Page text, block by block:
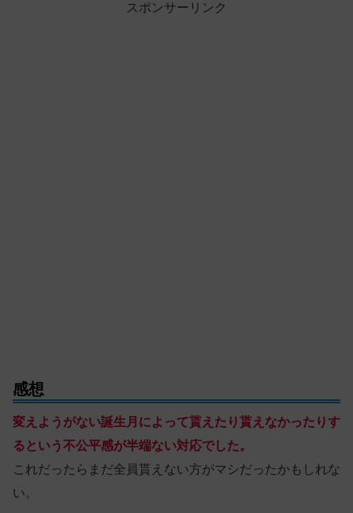
スポンサーリンク
感想
変えようがない誕生月によって貰えたり貰えなかったりす
るという不公平感が半端ない対応でした。
これだったらまだ全員貰えない方がマシだったかもしれな
い。